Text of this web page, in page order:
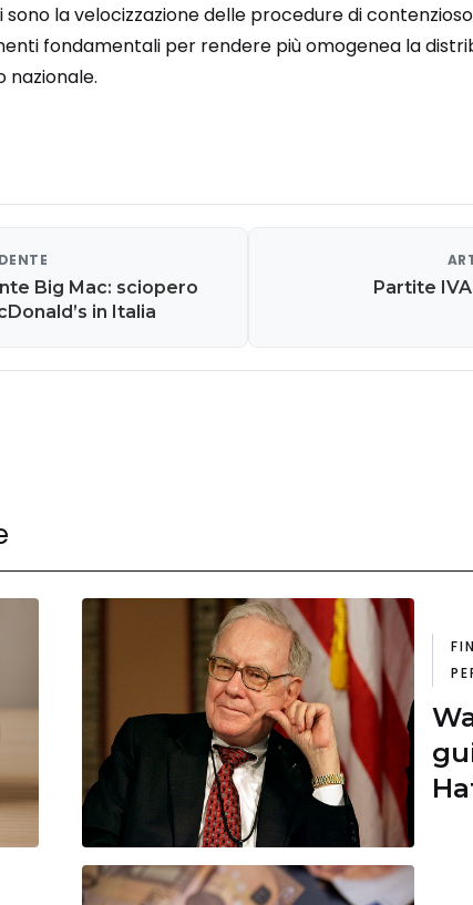
la velocizzazione delle procedure di
fondamentali per rendere più omogenea la
nazionale.
Big Mac: sciopero
in Italia
Partite